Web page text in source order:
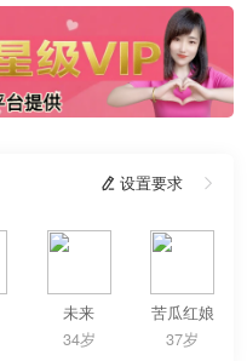
 设置要求 
未来
34岁
苦瓜红娘
37岁